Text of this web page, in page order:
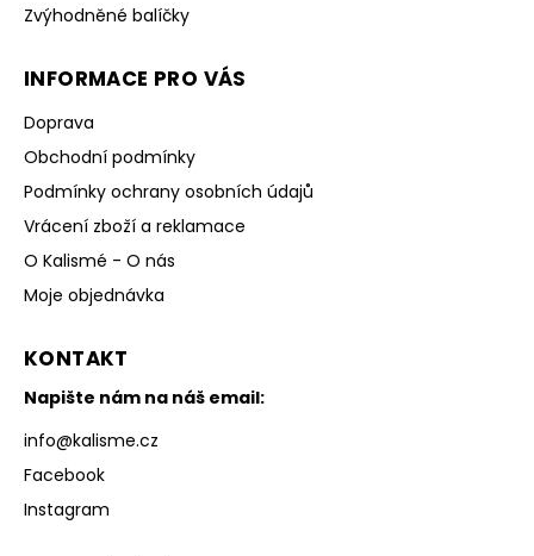
Zvýhodněné balíčky
INFORMACE PRO VÁS
Doprava
Obchodní podmínky
Podmínky ochrany osobních údajů
Vrácení zboží a reklamace
O Kalismé - O nás
Moje objednávka
KONTAKT
Napište nám na náš email:
info@kalisme.cz
Facebook
Instagram